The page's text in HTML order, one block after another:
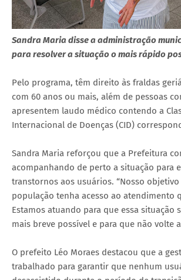
Sandra Maria disse a administração
para resolver a situação o mais rápido
Pelo programa, têm direito às fraldas
com 60 anos ou mais, além de pessoas
apresentem laudo médico contendo a
Internacional de Doenças (CID)
Sandra Maria reforçou que a Prefeitura
acompanhando de perto a situação para
transtornos aos usuários. “Nosso
população tenha acesso ao atendimento
Estamos atuando para que essa situação
mais breve possível e para que não volte
O prefeito Léo Moraes destacou que a
trabalhado para garantir que nenhum